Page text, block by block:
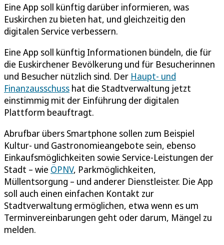
Eine App soll künftig darüber informieren, was
Euskirchen zu bieten hat, und gleichzeitig den
digitalen Service verbessern.
Eine App soll künftig Informationen bündeln, die für
die Euskirchener Bevölkerung und für Besucherinnen
und Besucher nützlich sind. Der Haupt- und
Finanzausschuss hat die Stadtverwaltung jetzt
einstimmig mit der Einführung der digitalen
Plattform beauftragt.
Abrufbar übers Smartphone sollen zum Beispiel
Kultur- und Gastronomieangebote sein, ebenso
Einkaufsmöglichkeiten sowie Service-Leistungen der
Stadt – wie ÖPNV, Parkmöglichkeiten,
Müllentsorgung – und anderer Dienstleister. Die App
soll auch einen einfachen Kontakt zur
Stadtverwaltung ermöglichen, etwa wenn es um
Terminvereinbarungen geht oder darum, Mängel zu
melden.